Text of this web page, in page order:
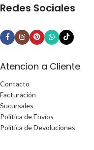
Redes Sociales
Atencion a Cliente
Contacto
Facturación
Sucursales
Política de Envíos
Política de Devoluciones